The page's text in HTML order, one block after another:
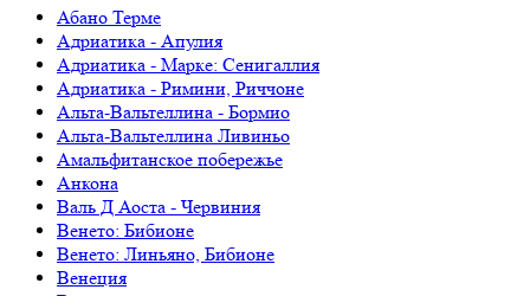
Абано Терме
Адриатика - Апулия
Адриатика - Марке: Сенигаллия
Адриатика - Римини, Риччоне
Альта-Вальтеллина - Бормио
Альта-Вальтеллина Ливиньо
Амальфитанское побережье
Анкона
Валь Д Аоста - Червиния
Венето: Бибионе
Венето: Линьяно, Бибионе
Венеция